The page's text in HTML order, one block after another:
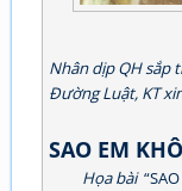
Nhân dịp QH sắp
Đường Luật, KT
SAO EM
Họa bài“SAO